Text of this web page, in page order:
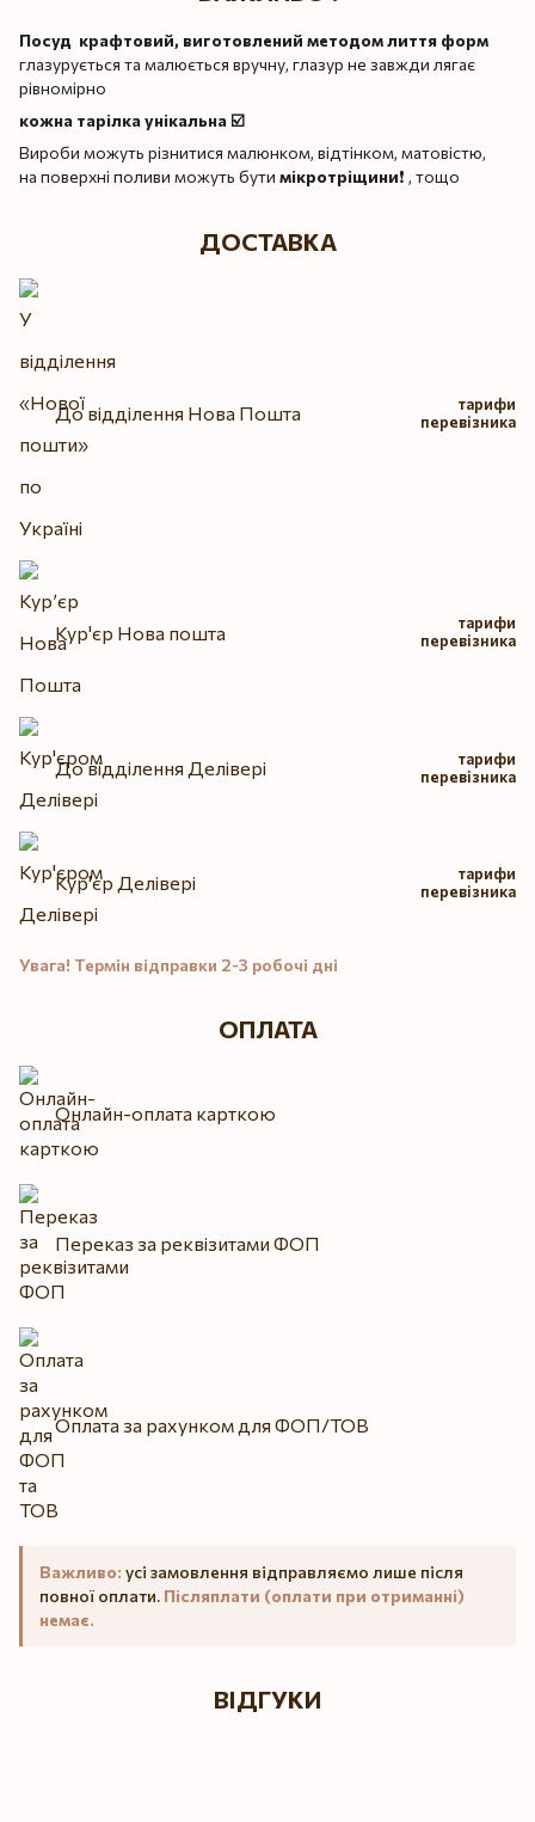
Посуд крафтовий, виготовлений методом лиття форм
глазурується та малюється вручну, глазур не завжди лягає
рівномірно
кожна тарілка унікальна ☑️
Вироби можуть різнитися малюнком, відтінком, матовістю,
на поверхні поливи можуть бути мікротріщини❗️ , тощо
ДОСТАВКА
До відділення Нова Пошта
тарифи
перевізника
Кур'єр Нова пошта
тарифи
перевізника
До відділення Делівері
тарифи
перевізника
Кур'єр Делівері
тарифи
перевізника
Увага! Термін відправки 2-3 робочі дні
ОПЛАТА
Онлайн-оплата карткою
Переказ за реквізитами ФОП
Оплата за рахунком для ФОП/ТОВ
Важливо: усі замовлення відправляємо лише після
повної оплати. Післяплати (оплати при отриманні)
немає.
ВІДГУКИ